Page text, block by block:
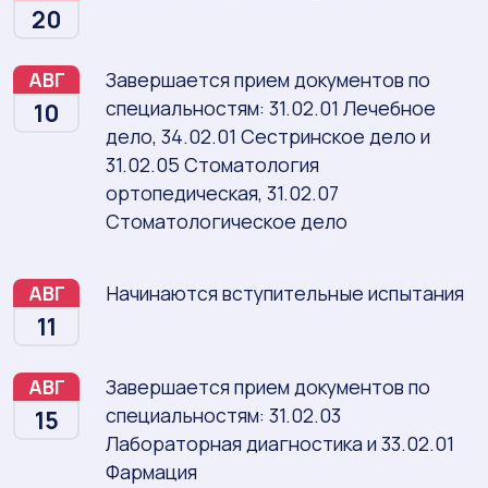
20
АВГ
10
Завершается прием документов по
специальностям: 31.02.01 Лечебное
дело, 34.02.01 Сестринское дело и
31.02.05 Стоматология
ортопедическая, 31.02.07
Стоматологическое дело
АВГ
11
Начинаются вступительные испытания
АВГ
15
Завершается прием документов по
специальностям: 31.02.03
Лабораторная диагностика и 33.02.01
Фармация